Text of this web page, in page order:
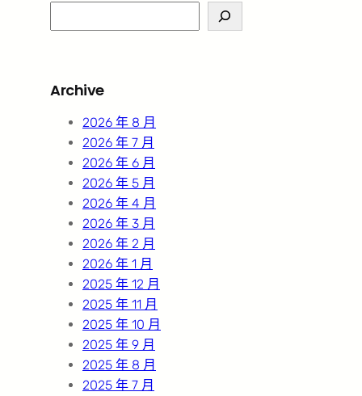
e
c
Archive
2026 年 8 月
2026 年 7 月
2026 年 6 月
2026 年 5 月
2026 年 4 月
2026 年 3 月
2026 年 2 月
2026 年 1 月
2025 年 12 月
2025 年 11 月
2025 年 10 月
2025 年 9 月
2025 年 8 月
2025 年 7 月